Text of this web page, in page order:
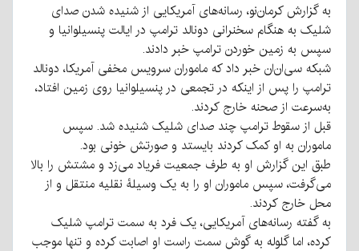
به گزارش کرمان‌نو، رسانه‌های آمریکایی از شنیده شدن صدای
شلیک به هنگام سخنرانی دونالد ترامپ در ایالت پنسیلوانیا و
سپس به زمین خوردن ترامپ خبر دادند.
شبکه سی‌ان‌ان خبر داد که ماموران سرویس مخفی آمریکا، دونالد
ترامپ را پس از اینکه در تجمعی در پنسیلوانیا روی زمین افتاد،
به‌سرعت از صحنه خارج کردند.
قبل از سقوط ترامپ چند صدای شلیک شنیده شد. سپس
ماموران به او کمک کردند بایستد و صورتش خونی بود.
طبق این گزارش او به طرف جمعیت فریاد می‌زد و مشتش را بالا
می‌گرفت، سپس ماموران او را به یک‌ وسیلۀ نقلیه منتقل و از
محل خارج کردند.
به گفته رسانه‌های آمریکایی، یک فرد به سمت ترامپ شلیک
کرده، اما گلوله به گوش سمت راست او اصابت کرده و تنها موجب